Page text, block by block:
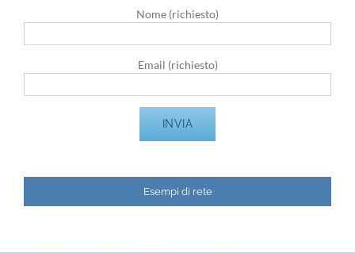
Nome (richiesto)
Email (richiesto)
Esempi di rete